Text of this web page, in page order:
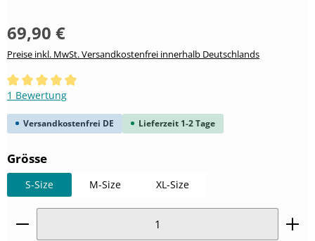
69,90 €
Preise inkl. MwSt. Versandkostenfrei innerhalb Deutschlands
Durchschnittliche Bewertung von 5 von 5 Sternen
1 Bewertung
Versandkostenfrei DE Lieferzeit 1-2 Tage
Grösseauswählen
S-Size M-Size XL-Size
Produkt Anzahl: Gib den gewünschten Wert ein